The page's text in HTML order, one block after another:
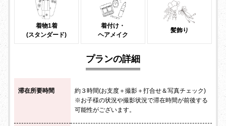
着物1着
(スタンダード)
着付け・
ヘアメイク
髪飾り
プランの詳細
滞在所要時間
約３時間(お支度＋撮影＋打合せ＆写真チェック)
※お子様の状況や撮影状況で滞在時間が前後する
可能性がございます。